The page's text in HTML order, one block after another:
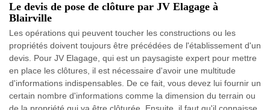
Le devis de pose de clôture par JV Elagage à
Blairville
Les opérations qui peuvent toucher les constructions ou les
propriétés doivent toujours être précédées de l'établissement d'un
devis. Pour JV Elagage, qui est un paysagiste expert pour mettre
en place les clôtures, il est nécessaire d'avoir une multitude
d'informations indispensables. De ce fait, vous devez lui fournir un
certain nombre d'informations comme la dimension du terrain ou